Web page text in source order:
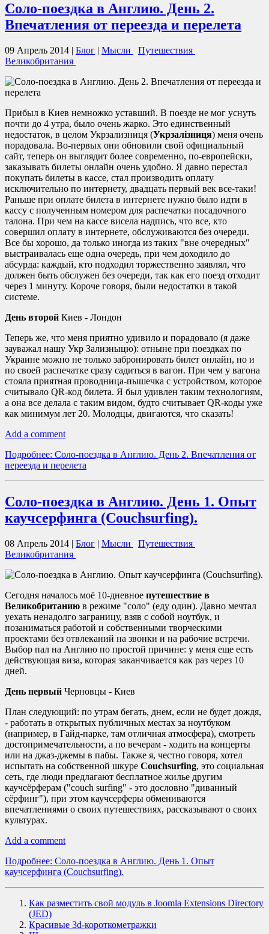
Соло-поездка в Англию. День 2.
Впечатления от переезда и перелета
09 Апрель 2014 | Блог | Мысли
Путешествия
Великобритания
Прибыл в Киев немножко уставший. В поезде не мог уснуть
почти до 4 утра, было очень жарко. Это единственный
недостаток, в целом Укрзализниця (Укрзалізниця) меня очень
порадовала. Во-первых они обновили свой официальный
сайт, теперь он выглядит более современно, по-европейски,
заказывать билеты онлайн очень удобно. Я давно перестал
покупать билеты в кассе, стал производить оплату
исключительно по интернету, двадцать первый век все-таки!
Раньше при оплате билета в интернете нужно было идти в
кассу с полученным номером для распечатки посадочного
талона. При чем на кассе висела надпись, что все, кто
совершил оплату в интернете, обслуживаются без очереди.
Все бы хорошо, да только иногда из таких "вне очередных"
выстраивалась еще одна очередь, при чем доходило до
абсурда: каждый, кто подходил торжественно заявлял, что
должен быть обслужен без очереди, так как его поезд отходит
через 1 минуту. Короче говоря, были недостатки в такой
системе.
День второй Киев - Лондон
Теперь же, что меня приятно удивило и порадовало (я даже
зауважал нашу Укр Зализныцю): отныне при поездках по
Украине можно не только забронировать билет онлайн, но и
по своей распечатке сразу садиться в вагон. При чем у вагона
стояла приятная проводница-пышечка с устройством, которое
считывало QR-код билета. Я был удивлен таким технологиям,
а она все делала с таким видом, будто считывает QR-коды уже
как минимум лет 20. Молодцы, двигаются, что сказать!
Add a comment
Подробнее: Соло-поездка в Англию. День 2. Впечатления от
переезда и перелета
Соло-поездка в Англию. День 1. Опыт
каучсерфинга (Couchsurfing).
08 Апрель 2014 | Блог | Мысли
Путешествия
Великобритания
Сегодня началось моё 10-дневное путешествие в
Великобританию в режиме "соло" (еду один). Давно мечтал
уехать ненадолго заграницу, взяв с собой ноутбук, и
позаниматься работой и собственными творческими
проектами без отвлеканий на звонки и на рабочие встречи.
Выбор пал на Англию по простой причине: у меня еще есть
действующая виза, которая заканчивается как раз через 10
дней.
День первый Черновцы - Киев
План следующий: по утрам бегать, днем, если не будет дождя,
- работать в открытых публичных местах за ноутбуком
(например, в Гайд-парке, там отличная атмосфера), смотреть
достопримечательности, а по вечерам - ходить на концерты
или на джаз-джемы в пабы. Также я, честно говоря, хотел
испытать на собственной шкуре Couchsurfing, это социальная
сеть, где люди предлагают бесплатное жилье другим
каучсёрферам ("couch surfing" - это дословно "диванный
сёрфинг"), при этом каучсерферы обмениваются
впечатлениями о своих путешествиях, рассказывают о своих
культурах.
Add a comment
Подробнее: Соло-поездка в Англию. День 1. Опыт
каучсерфинга (Couchsurfing).
Как разместить свой модуль в Joomla Extensions Directory
(JED)
Красивые 3d-короткометражки